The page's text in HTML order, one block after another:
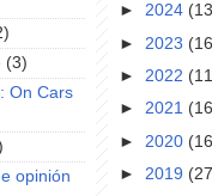
(3)
On Cars
opinión
► 2024
► 2023
► 2022
► 2021
► 2020
► 2019